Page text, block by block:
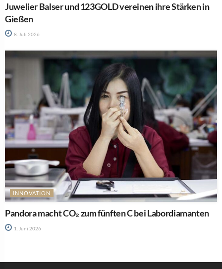
Juwelier Balser und 123GOLD vereinen ihre Stärken in
Gießen
8. Juli 2026
INNOVATION
Pandora macht CO₂ zum fünften C bei Labordiamanten
1. Juni 2026